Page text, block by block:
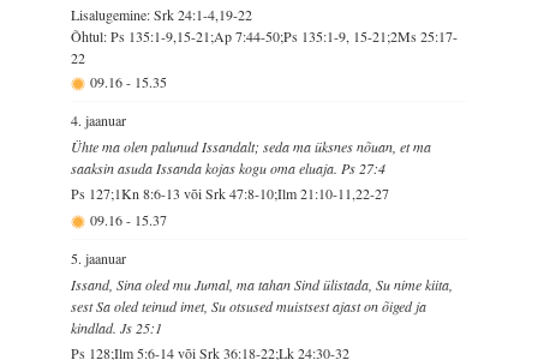
Lisalugemine: Srk 24:1-4,19-22
Õhtul: Ps 135:1-9,15-21;Ap 7:44-50;Ps 135:1-9, 15-21;2Ms 25:17-
22
09.16- 15.35
4. jaanuar
Ühte ma olen palunud Issandalt; seda ma üksnes nõuan, et ma
saaksin asuda Issanda kojas kogu oma eluaja. Ps 27:4
Ps 127;1Kn 8:6-13 või Srk 47:8-10;Ilm 21:10-11,22-27
09.16- 15.37
5. jaanuar
Issand, Sina oled mu Jumal, ma tahan Sind ülistada, Su nime kiita,
sest Sa oled teinud imet, Su otsused muistsest ajast on õiged ja
kindlad. Js 25:1
Ps 128;Ilm 5:6-14 või Srk 36:18-22;Lk 24:30-32